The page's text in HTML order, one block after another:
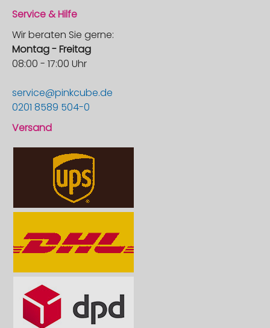
Service & Hilfe
Wir beraten Sie gerne:
Montag - Freitag
08:00 - 17:00 Uhr
service@pinkcube.de
0201 8589 504-0
Versand